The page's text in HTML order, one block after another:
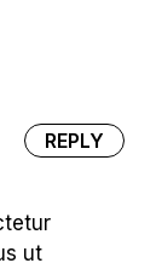
REPLY
ut